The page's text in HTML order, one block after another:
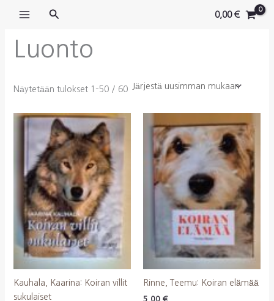
sisältöön
Hae 0,00€
Luonto
Näytetään tulokset 1–50 / 60Sorted
Kauhala, Kaarina: Koiran villit
sukulaiset
Rinne, Teemu: Koiran elämää
5,00 €